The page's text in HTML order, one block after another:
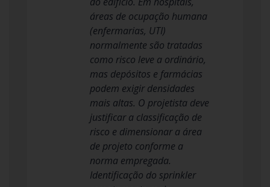
áreas de ocupação humana
(enfermarias, UTI)
normalmente são tratadas
como risco leve a ordinário,
mas depósitos e farmácias
podem exigir densidades
mais altas. O projetista deve
justificar a classificação de
risco e dimensionar a área
de projeto conforme a
norma empregada.
Identificação do sprinkler